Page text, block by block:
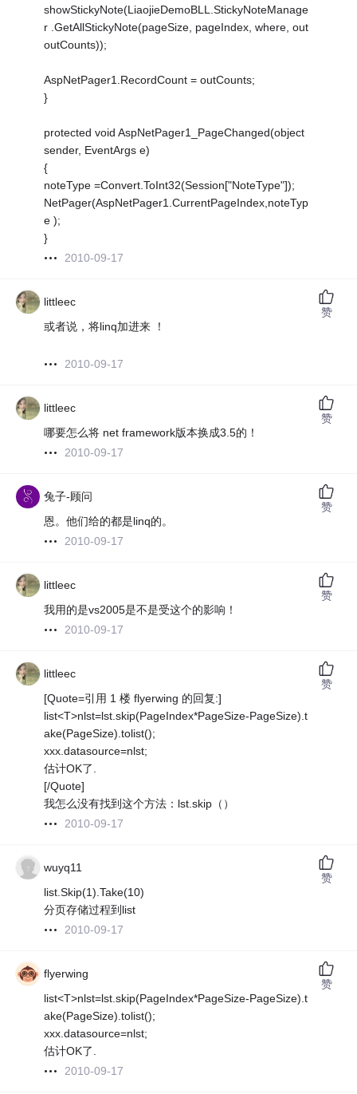
showStickyNote(LiaojieDemoBLL.StickyNoteManage
r .GetAllStickyNote(pageSize, pageIndex, where, out
outCounts));
AspNetPager1.RecordCount = outCounts;
}
protected void AspNetPager1_PageChanged(object
sender, EventArgs e)
{
noteType =Convert.ToInt32(Session["NoteType"]);
NetPager(AspNetPager1.CurrentPageIndex,noteTyp
e );
}
2010-09-17
littleec
或者说，将linq加进来 ！
2010-09-17
赞
littleec
哪要怎么将 net framework版本换成3.5的！
2010-09-17
赞
兔子-顾问
恩。他们给的都是linq的。
2010-09-17
赞
littleec
我用的是vs2005是不是受这个的影响！
2010-09-17
赞
littleec
[Quote=引用 1 楼 flyerwing 的回复:]
list<T>nlst=lst.skip(PageIndex*PageSize-PageSize).t
ake(PageSize).tolist();
xxx.datasource=nlst;
估计OK了.
[/Quote]
我怎么没有找到这个方法：lst.skip（）
2010-09-17
赞
wuyq11
list.Skip(1).Take(10)
分页存储过程到list
2010-09-17
赞
flyerwing
list<T>nlst=lst.skip(PageIndex*PageSize-PageSize).t
ake(PageSize).tolist();
xxx.datasource=nlst;
估计OK了.
2010-09-17
赞